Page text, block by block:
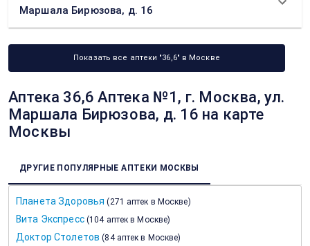
Маршала Бирюзова, д. 16
Показать все аптеки "36,6" в Москве
Аптека 36,6 Аптека №1, г. Москва, ул.
Маршала Бирюзова, д. 16 на карте
Москвы
ДРУГИЕ ПОПУЛЯРНЫЕ АПТЕКИ МОСКВЫ
Планета Здоровья (271 аптек в Москве)
Вита Экспресс (104 аптек в Москве)
Доктор Столетов (84 аптек в Москве)